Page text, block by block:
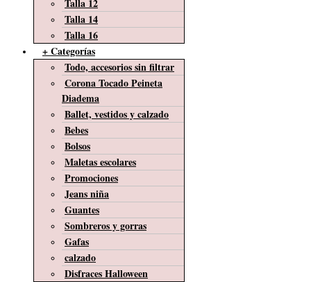
Talla 12
Talla 14
Talla 16
+ Categorías
Todo, accesorios sin filtrar
Corona Tocado Peineta
Diadema
Ballet, vestidos y calzado
Bebes
Bolsos
Maletas escolares
Promociones
Jeans niña
Guantes
Sombreros y gorras
Gafas
calzado
Disfraces Halloween